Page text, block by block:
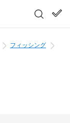
フィッシング